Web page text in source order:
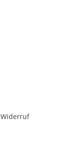
Widerruf